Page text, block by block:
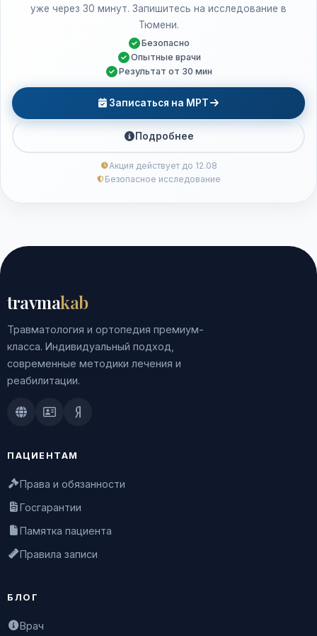
уже через 30 минут. Запишитесь на исследование в
Тюмени.
Безопасно
Опытные врачи
Результат от 30 мин
Записаться на МРТ
Подробнее
Акция действует до 12.08
Безопасное исследование
travmakab
Травматология и ортопедия премиум-
класса. Индивидуальный подход,
современные методики лечения и
реабилитации.
Doctu.ruПроДокторов
Яндекс.Здоровье
ПАЦИЕНТАМ
Права и обязанности
Госгарантии
Памятка пациента
Правила записи
БЛОГ
Врач